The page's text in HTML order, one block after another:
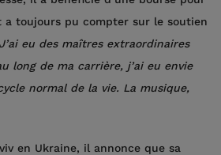
toujours pu compter sur le soutien
eu des maîtres extraordinaires
long de ma carrière, j’ai eu envie
normal de la vie. La musique,
en Ukraine, il annonce que sa